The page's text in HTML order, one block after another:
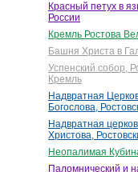
Красный петух в
России
Кремль Ростова
Башня Христа в
Успенский собор,
Кремль
Надвратная
Богослова,
Надвратная
Христова,
Неопалимая
Паломнический и